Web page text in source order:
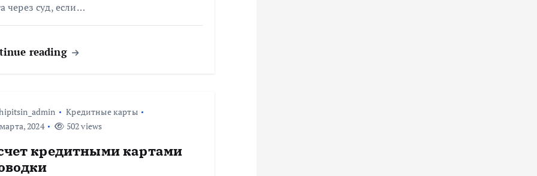
через суд, если…
reading
Кредитные карты
2024
502 views
кредитными картами